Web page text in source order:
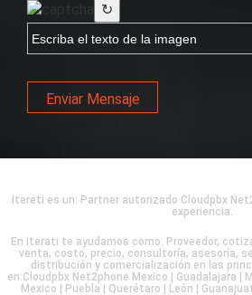
↻
Enviar Mensaje
Itereti es un: Partner autorizado Cloudpbx
experiencia.
En iterati te ayudamos como: Proveedor,
venta, costo, precio, consultoría, asesoría,
distribución y comercialización en las
en:Cloudpbx Net2phone Mexico | Guadalajara |
Mexico | Puebla | Querétaro | León |